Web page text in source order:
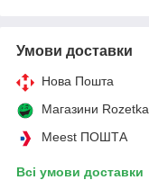
Умови доставки
Нова Пошта
Магазини Rozetka
Meest ПОШТА
Всі умови доставки